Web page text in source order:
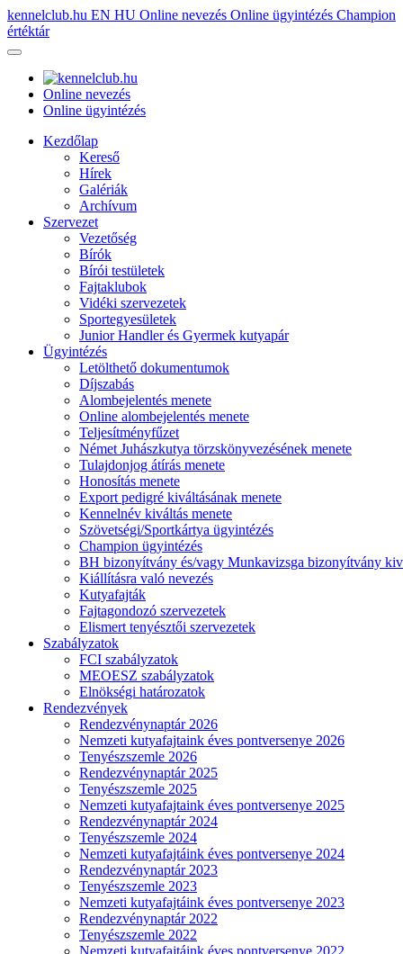
kennelclub.hu EN HU Online nevezés Online ügyintézés Champion
értéktár
Online nevezés
Online ügyintézés
Kezdőlap
Kereső
Hírek
Galériák
Archívum
Szervezet
Vezetőség
Bírók
Bírói testületek
Fajtaklubok
Vidéki szervezetek
Sportegyesületek
Junior Handler és Gyermek kutyapár
Ügyintézés
Letölthető dokumentumok
Díjszabás
Alombejelentés menete
Online alombejelentés menete
Teljesítményfűzet
Német Juhászkutya törzskönyvezésének menete
Tulajdonjog átírás menete
Honosítás menete
Export pedigré kiváltásának menete
Kennelnév kiváltás menete
Szövetségi/Sportkártya ügyintézés
Champion ügyintézés
BH bizonyítvány és/vagy Munkavizsga bizonyítvány
Kiállításra való nevezés
Kutyafajták
Fajtagondozó szervezetek
Elismert tenyésztői szervezetek
Szabályzatok
FCI szabályzatok
MEOESZ szabályzatok
Elnökségi határozatok
Rendezvények
Rendezvénynaptár 2026
Nemzeti kutyafajtaink éves pontversenye 2026
Tenyészszemle 2026
Rendezvénynaptár 2025
Tenyészszemle 2025
Nemzeti kutyafajtaink éves pontversenye 2025
Rendezvénynaptár 2024
Tenyészszemle 2024
Nemzeti kutyafajtáink éves pontversenye 2024
Rendezvénynaptár 2023
Tenyészszemle 2023
Nemzeti kutyafajtáink éves pontversenye 2023
Rendezvénynaptár 2022
Tenyészszemle 2022
Nemzeti kutyafajtáink éves pontversenye 2022